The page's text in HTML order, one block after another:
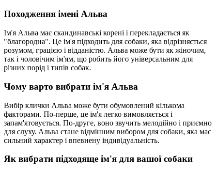
Походження імені Альва
Ім'я Альва має скандинавські корені і перекладається як
"благородна". Це ім'я підходить для собаки, яка відрізняється
розумом, грацією і відданістю. Альва може бути як жіночим,
так і чоловічим ім'ям, що робить його універсальним для
різних порід і типів собак.
Чому варто вибрати ім'я Альва
Вибір клички Альва може бути обумовлений кількома
факторами. По-перше, це ім'я легко вимовляється і
запам'ятовується. По-друге, воно звучить мелодійно і приємно
для слуху. Альва стане відмінним вибором для собаки, яка має
сильний характер і впевнену індивідуальність.
Як вибрати підходяще ім'я для вашої собаки